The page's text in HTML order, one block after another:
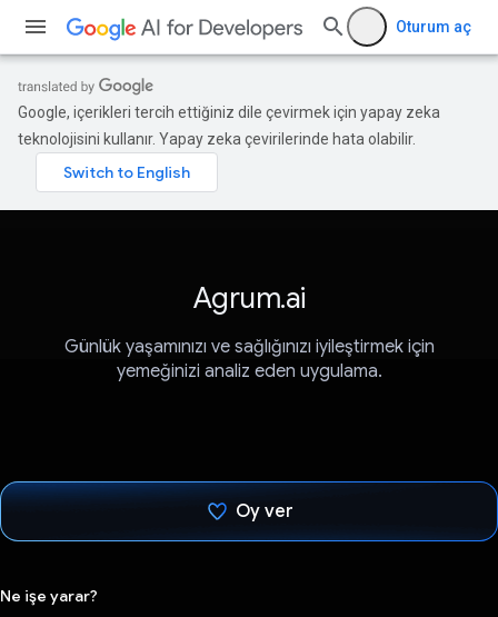
Oturum aç
Google, içerikleri tercih ettiğiniz dile çevirmek için yapay zeka
teknolojisini kullanır. Yapay zeka çevirilerinde hata olabilir.
Agrum.ai
Günlük yaşamınızı ve sağlığınızı iyileştirmek için
yemeğinizi analiz eden uygulama.
Oy ver
Ne işe yarar?